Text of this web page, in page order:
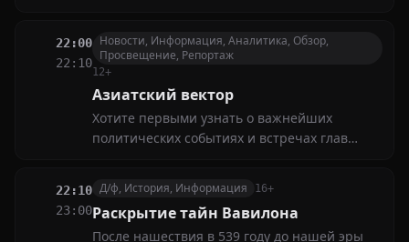
конференция и церемония награждения
лучших автомобилей 2024 года по версии
автолюбителей
22:00
22:10
Новости, Информация, Аналитика, Обзор,
Просвещение, Репортаж
12+
Азиатский вектор
Хотите первыми узнать о важнейших
политических событиях и встречах глав
влияющих на глобальную повестку дня
22:10
23:00
Д/ф, История, Информация 16+
Раскрытие тайн Вавилона
После нашествия в 539 году до нашей эры